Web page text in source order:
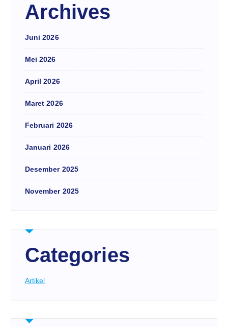
Archives
Juni 2026
Mei 2026
April 2026
Maret 2026
Februari 2026
Januari 2026
Desember 2025
November 2025
Categories
Artikel